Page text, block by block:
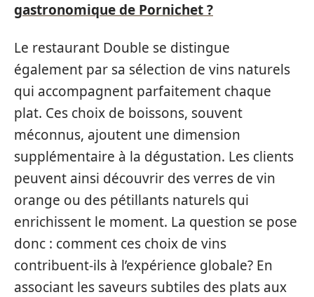
gastronomique de Pornichet ?
Le restaurant Double se distingue
également par sa sélection de vins naturels
qui accompagnent parfaitement chaque
plat. Ces choix de boissons, souvent
méconnus, ajoutent une dimension
supplémentaire à la dégustation. Les clients
peuvent ainsi découvrir des verres de vin
orange ou des pétillants naturels qui
enrichissent le moment. La question se pose
donc : comment ces choix de vins
contribuent-ils à l’expérience globale? En
associant les saveurs subtiles des plats aux